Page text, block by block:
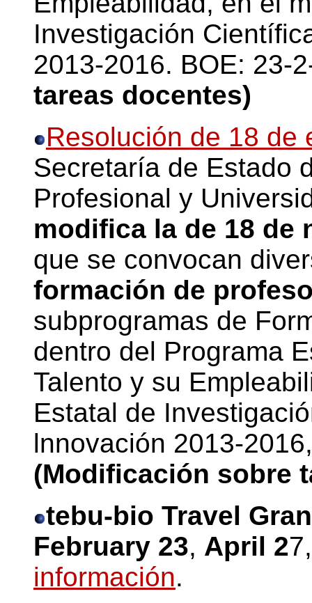
Investigación
2013-2016. BOE: 23-
tareas docentes)
Resolución de 18 de
Secretaría de Estado
Profesional y
modifica la de 18 de
que se convocan
formación de
subprogramas de
dentro del Programa
Talento y su
Estatal de
lnnovación 2013-
(Modificación sobre
tebu-bio Travel
February 23, April 2
información.